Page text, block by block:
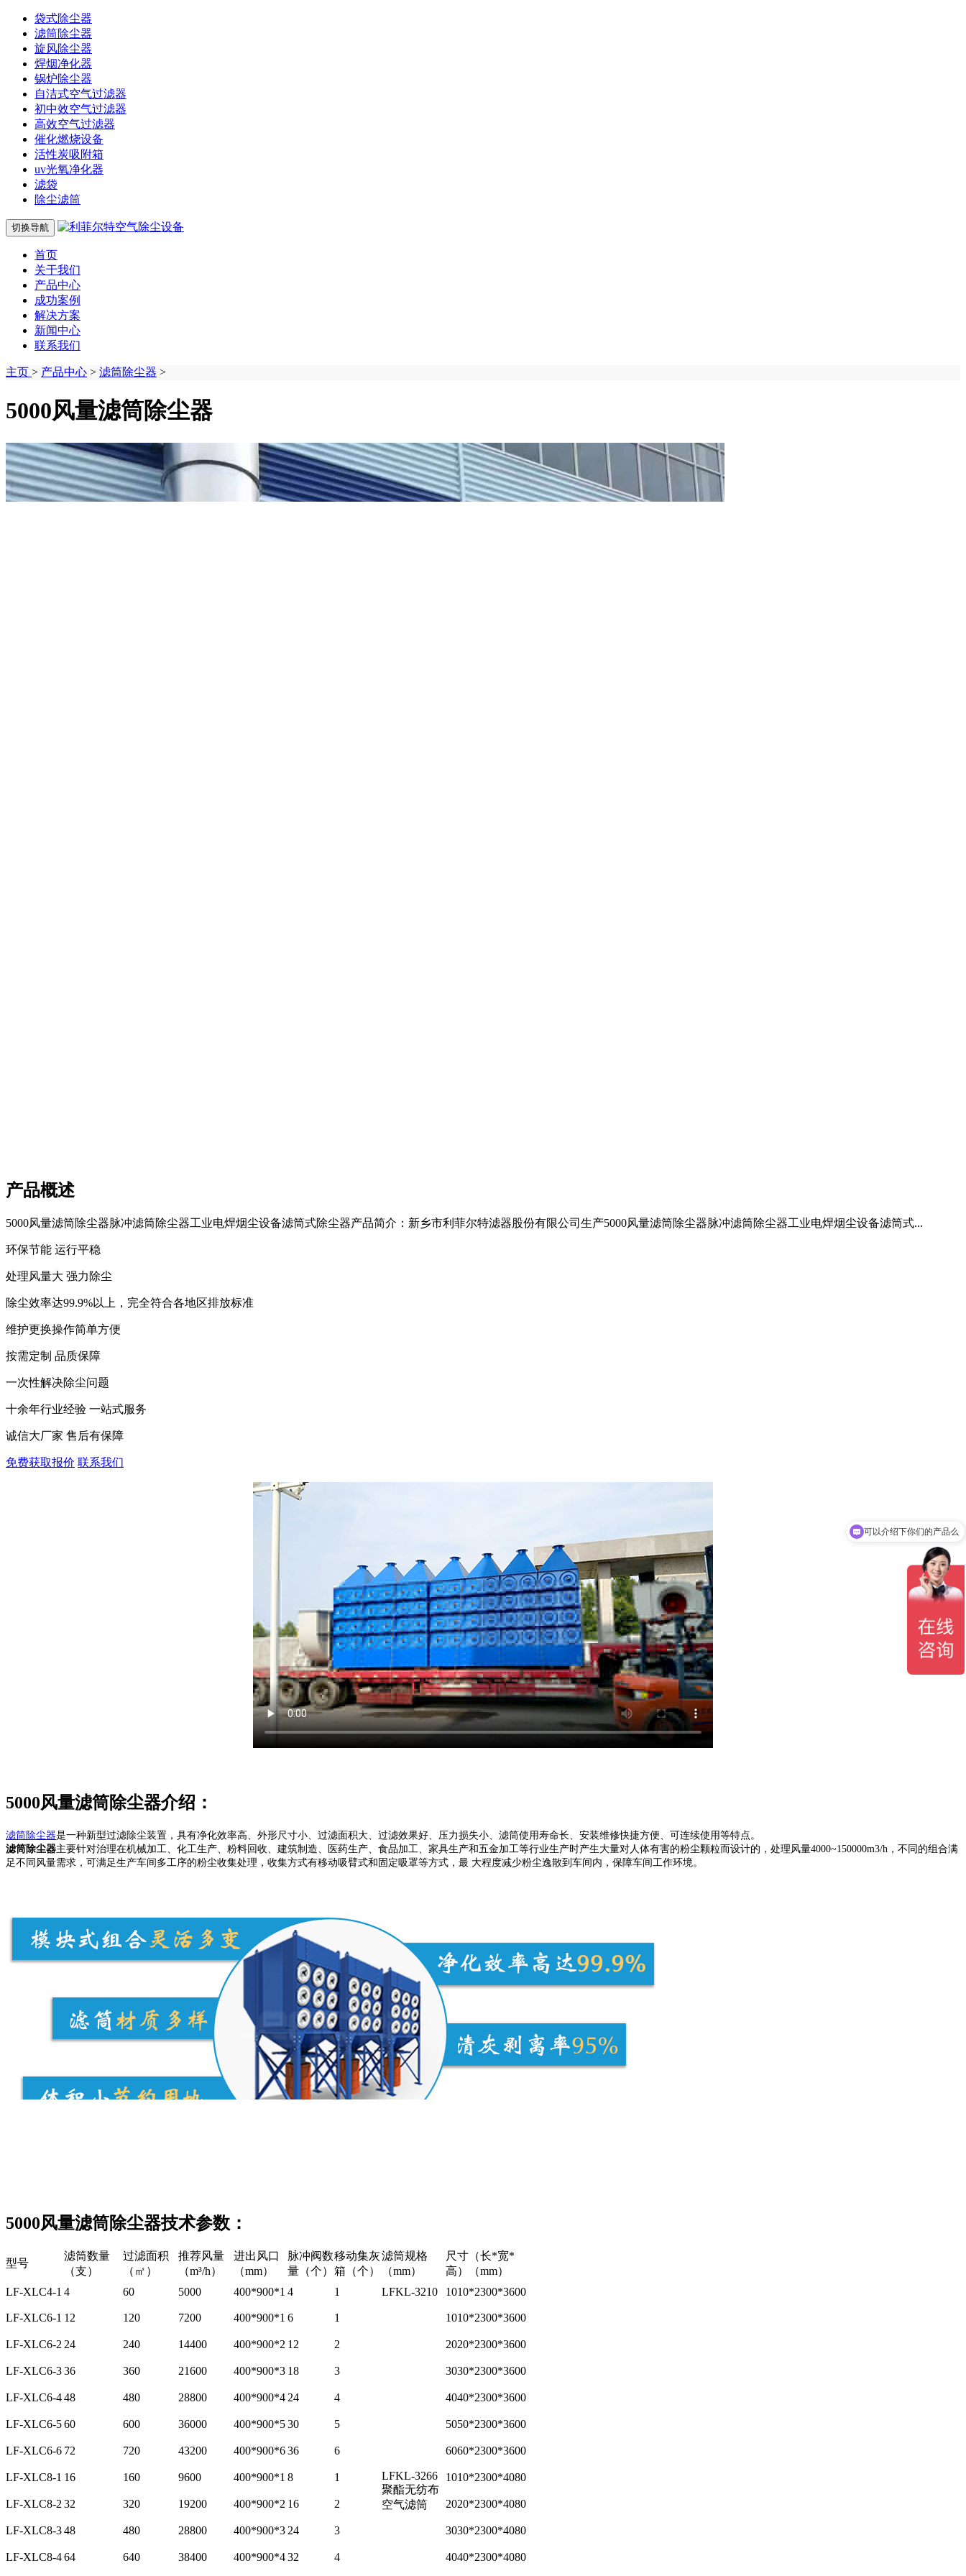
袋式除尘器
滤筒除尘器
旋风除尘器
焊烟净化器
锅炉除尘器
自洁式空气过滤器
初中效空气过滤器
高效空气过滤器
催化燃烧设备
活性炭吸附箱
uv光氧净化器
滤袋
除尘滤筒
切换导航
首页
关于我们
产品中心
成功案例
解决方案
新闻中心
联系我们
主页 > 产品中心 > 滤筒除尘器 >
5000风量滤筒除尘器
产品概述
5000风量滤筒除尘器脉冲滤筒除尘器工业电焊烟尘设备滤筒式除尘器产品简介：新乡市利菲尔特滤器股份有限公司生产5000风量滤筒除尘器脉冲滤筒除尘器工业电焊烟尘设备滤筒式...
环保节能 运行平稳
处理风量大 强力除尘
除尘效率达99.9%以上，完全符合各地区排放标准
维护更换操作简单方便
按需定制 品质保障
一次性解决除尘问题
十余年行业经验 一站式服务
诚信大厂家 售后有保障
免费获取报价 联系我们
5000风量滤筒除尘器介绍：
滤筒除尘器是一种新型过滤除尘装置，具有净化效率高、外形尺寸小、过滤面积大、过滤效果好、压力损失小、滤筒使用寿命长、安装维修快捷方便、可连续使用等特点。
滤筒除尘器主要针对治理在机械加工、化工生产、粉料回收、建筑制造、医药生产、食品加工、家具生产和五金加工等行业生产时产生大量对人体有害的粉尘颗粒而设计的，处理风量4000~150000m3/h，不同的组合满
足不同风量需求，可满足生产车间多工序的粉尘收集处理，收集方式有移动吸臂式和固定吸罩等方式，最 大程度减少粉尘逸散到车间内，保障车间工作环境。
5000风量滤筒除尘器技术参数：
型号
滤筒数量
（支）
过滤面积
（㎡）
推荐风量
（m³/h）
进出风口
（mm）
脉冲阀数
量（个）
移动集灰
箱（个）
滤筒规格
（mm）
尺寸（长*宽*
高）（mm）
LF-XLC4-1 4 60 5000 400*900*1 4 1 LFKL-3210 1010*2300*3600
LF-XLC6-1 12 120 7200 400*900*1 6 1
LFKL-3266
聚酯无纺布
空气滤筒
1010*2300*3600
LF-XLC6-2 24 240 14400 400*900*2 12 2 2020*2300*3600
LF-XLC6-336 360 21600 400*900*3 18 3 3030*2300*3600
LF-XLC6-448 480 28800 400*900*4 24 4 4040*2300*3600
LF-XLC6-560 600 36000 400*900*530 5 5050*2300*3600
LF-XLC6-6 72 720 43200 400*900*636 6 6060*2300*3600
LF-XLC8-1 16 160 9600 400*900*1 8 1 1010*2300*4080
LF-XLC8-2 32 320 19200 400*900*2 16 2 2020*2300*4080
LF-XLC8-348 480 28800 400*900*3 24 3 3030*2300*4080
LF-XLC8-464 640 38400 400*900*432 4 4040*2300*4080
可以介绍下你们的产品么
你们是怎么收费的呢